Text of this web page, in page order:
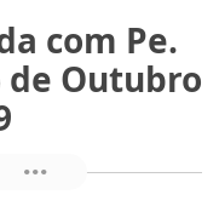
com Pe.
Outubro